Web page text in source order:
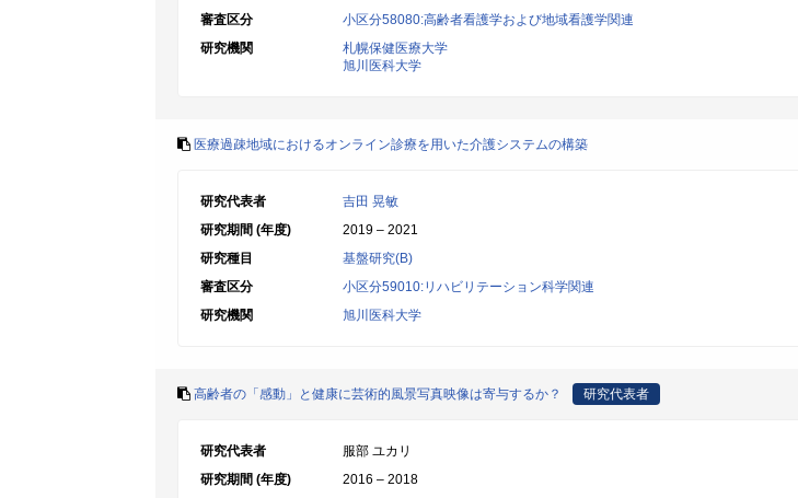
審査区分
小区分58080:高齢者看護学および地域看護学関連
研究機関
札幌保健医療大学
旭川医科大学
医療過疎地域におけるオンライン診療を用いた介護システムの構築
研究代表者
吉田 晃敏
研究期間 (年度)
2019 – 2021
研究種目
基盤研究(B)
審査区分
小区分59010:リハビリテーション科学関連
研究機関
旭川医科大学
高齢者の「感動」と健康に芸術的風景写真映像は寄与するか？ 研究代表者
研究代表者
服部 ユカリ
研究期間 (年度)
2016 – 2018